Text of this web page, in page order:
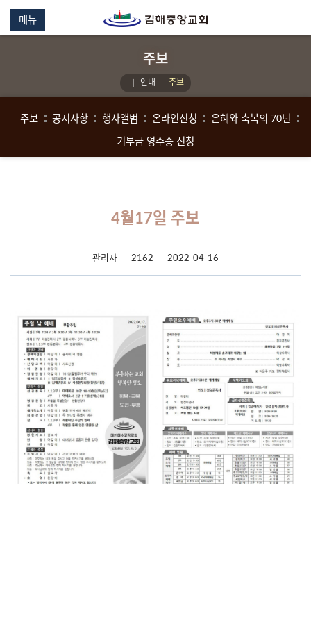
메뉴
주보
안내 주보
주보 공지사항 행사앨범 온라인신청 은혜와 축복의 70년
기부금 영수증 신청
4월17일 주보
관리자 2162 2022-04-16